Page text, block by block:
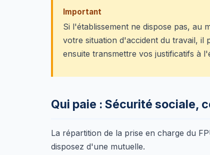
Important
Si l'établissement ne dispose pas, au
votre situation d'accident du travail,
ensuite transmettre vos justificatifs à
Qui paie : Sécurité sociale,
La répartition de la prise en charge du
disposez d'une mutuelle.